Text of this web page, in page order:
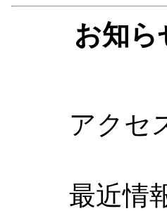
お知ら
アクセ
最近情